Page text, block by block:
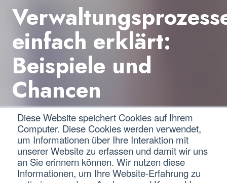
Diese Website speichert Cookies auf Ihrem
Computer. Diese Cookies werden verwendet,
um Informationen über Ihre Interaktion mit
unserer Website zu erfassen und damit wir uns
an Sie erinnern können. Wir nutzen diese
Informationen, um Ihre Website-Erfahrung zu
einfach erklärt:
Beispiele und
Chancen
vonDirke Ziechmann
6 Minuten Lesezeit
05.08.25 10:53